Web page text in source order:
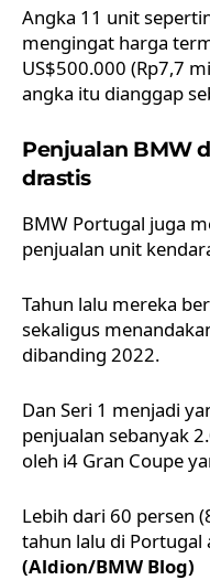
Angka 11 unit
mengingat harga
US$500.000 (Rp7,7
angka itu dianggap
Penjualan BMW
drastis
BMW Portugal juga
penjualan unit
Tahun lalu mereka
sekaligus
dibanding 2022.
Dan Seri 1 menjadi
penjualan sebanyak
oleh i4 Gran Coupe
Lebih dari 60 persen
tahun lalu di
(Aldion/BMW Blog)